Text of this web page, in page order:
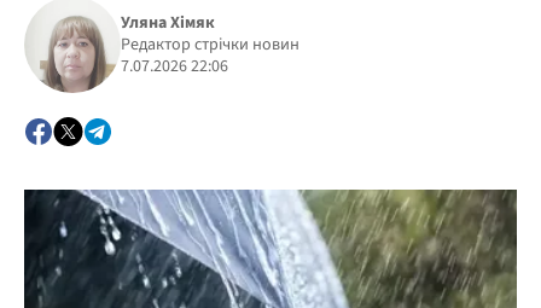
Уляна Хімяк
Редактор стрічки новин
7.07.2026 22:06